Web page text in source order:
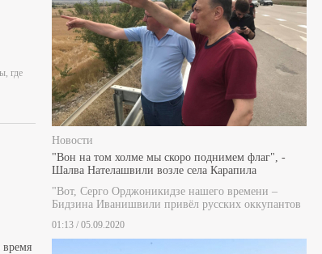
где
Новости
"Вон на том холме мы скоро поднимем флаг", -
Шалва Нателашвили возле села Карапила
"Вот, Серго Орджоникидзе нашего времени –
Бидзина Иванишвили привёл русских оккупантов
01:13 / 05.09.2020